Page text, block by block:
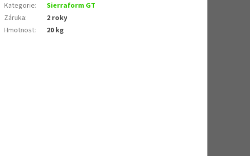
Kategorie:
Sierraform GT
Záruka:
2 roky
Hmotnost: 20 kg